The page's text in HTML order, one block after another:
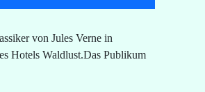
von Jules Verne in
Hotels Waldlust.Das Publikum